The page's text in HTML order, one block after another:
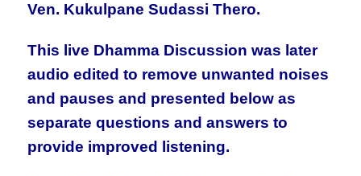
Ven. Kukulpane Sudassi Thero.
This live Dhamma Discussion was later
audio edited to remove unwanted noises
and pauses and presented below as
separate questions and answers to
provide improved listening.